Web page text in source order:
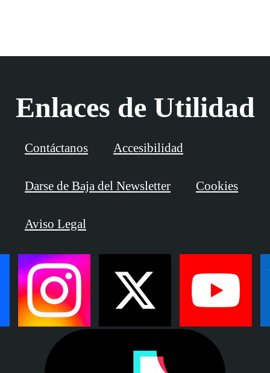
Enlaces de Utilidad
Contáctanos Accesibilidad
Darse de Baja del Newsletter Cookies
Aviso Legal